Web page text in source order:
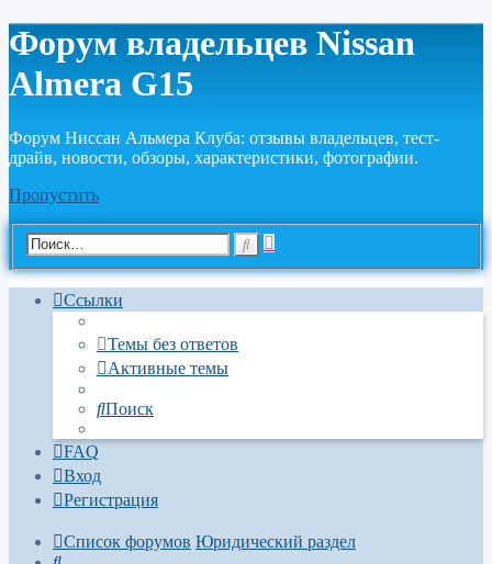
Форум владельцев Nissan
Almera G15
Форум Ниссан Альмера Клуба: отзывы владельцев, тест-
драйв, новости, обзоры, характеристики, фотографии.
Пропустить
Расширенный
Ссылки
Темы без ответов
Активные темы
Поиск
FAQ
Вход
Регистрация
Список форумов Юридический раздел